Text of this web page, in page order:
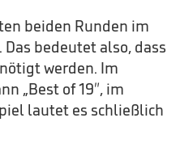
beiden Runden im
bedeutet also, dass
werden. Im
„Best of 19″, im
lautet es schließlich